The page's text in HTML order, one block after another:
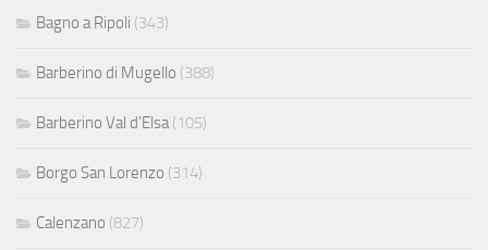
Bagno a Ripoli (343)
Barberino di Mugello (388)
Barberino Val d'Elsa(105)
Borgo San Lorenzo (314)
Calenzano (827)